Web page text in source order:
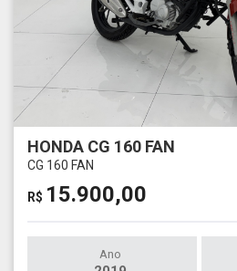
HONDA CG 160 FAN
CG 160 FAN
R$ 15.900,00
Ano